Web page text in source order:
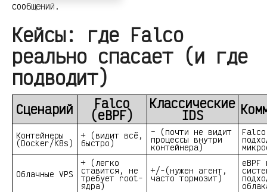
сообщений.
Кейсы: где Falco
реально спасает (и где
подводит)
Сценарий Falco
(eBPF)
Классические
IDS
Контейнеры
(Docker/K8s)
+ (видит всё,
быстро)
– (почти не видит
процессы внутри
контейнера)
Облачные VPS
+ (легко
ставится, не
требует root-
ядра)
+/-(нужен агент,
часто тормозит)
eBPF